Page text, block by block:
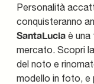
Personalità
conquisteranno
SantaLucia è una
mercato. Scopri
del noto e
modello in foto, e